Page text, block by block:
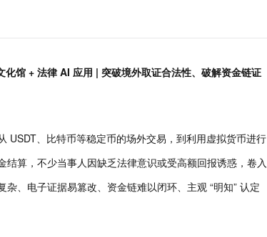
馆 + 法律 AI 应用 | 突破境外取证合法性、破解资金链证
USDT、比特币等稳定币的场外交易，到利用虚拟货币进行
结算，不少当事人因缺乏法律意识或受高额回报诱惑，卷入
、电子证据易篡改、资金链难以闭环、主观 “明知” 认定